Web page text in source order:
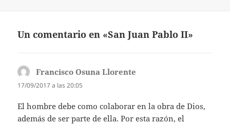
Un comentario en «San Juan Pablo II»
Francisco Osuna Llorente
17/09/2017 a las 20:05
El hombre debe como colaborar en la obra de Dios,
además de ser parte de ella. Por esta razón, el